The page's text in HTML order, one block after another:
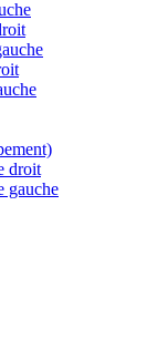
droit
gauche